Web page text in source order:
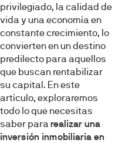
privilegiado, la calidad de
vida y una economía en
constante crecimiento, lo
convierten en un destino
predilecto para aquellos
que buscan rentabilizar
su capital. En este
artículo, exploraremos
todo lo que necesitas
saber para realizar una
inversión inmobiliaria en